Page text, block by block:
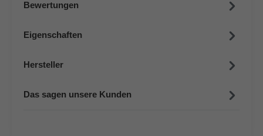
Bewertungen
Eigenschaften
Hersteller
Das sagen unsere Kunden